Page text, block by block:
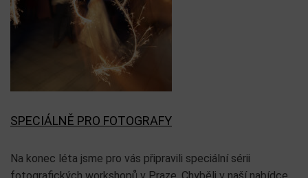
SPECIÁLNĚ PRO FOTOGRAFY
Na konec léta jsme pro vás připravili speciální sérii